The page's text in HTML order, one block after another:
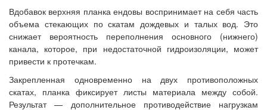
Вдобавок верхняя планка ендовы воспринимает на себя часть
объема стекающих по скатам дождевых и талых вод. Это
снижает вероятность переполнения основного (нижнего)
канала, которое, при недостаточной гидроизоляции, может
привести к протечкам.
Закрепленная одновременно на двух противоположных
скатах, планка фиксирует листы материала между собой.
Результат — дополнительное противодействие нагрузкам